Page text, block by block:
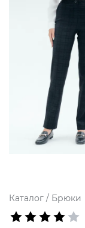
Каталог / Брюки